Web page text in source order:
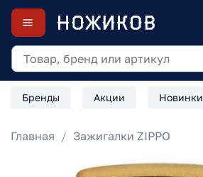
Бренды Акции Новинки
Главная Зажигалки ZIPPO